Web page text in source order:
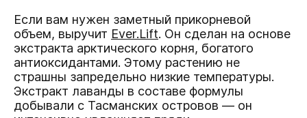
Если вам нужен заметный прикорневой
объем, выручит Ever.Lift. Он сделан на основе
экстракта арктического корня, богатого
антиоксидантами. Этому растению не
страшны запредельно низкие температуры.
Экстракт лаванды в составе формулы
добывали с Тасманских островов — он